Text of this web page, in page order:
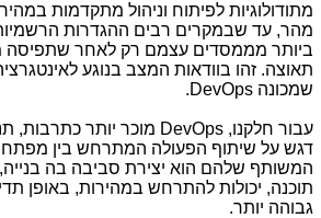
מתודולוגיות לפיתוח וניהול מתקדמות
מהר, עד שבמקרים רבים ההגדרות
ביותר מממסדים עצמם רק לאחר שתפיסה
תאוצה. זהו בוודאות המצב בנוגע
שמכונה DevOps
.
עבור חלקנו, DevOps מוכר יותר כתרבות,
דגש על שיתוף הפעולה המתרחש בין
המשותף שלהם הוא יצירת סביבה בה
תוכנה, יכולות להתרחש במהירות, באופן
גבוהה יותר.